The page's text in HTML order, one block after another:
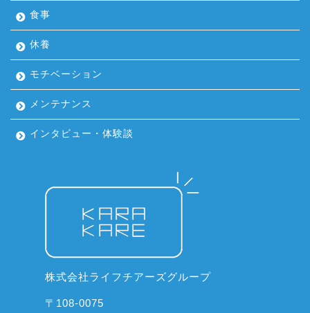
食事
休養
モチベーション
メンテナンス
インタビュー・体験談
株式会社ライフチアーズグループ
〒108-0075